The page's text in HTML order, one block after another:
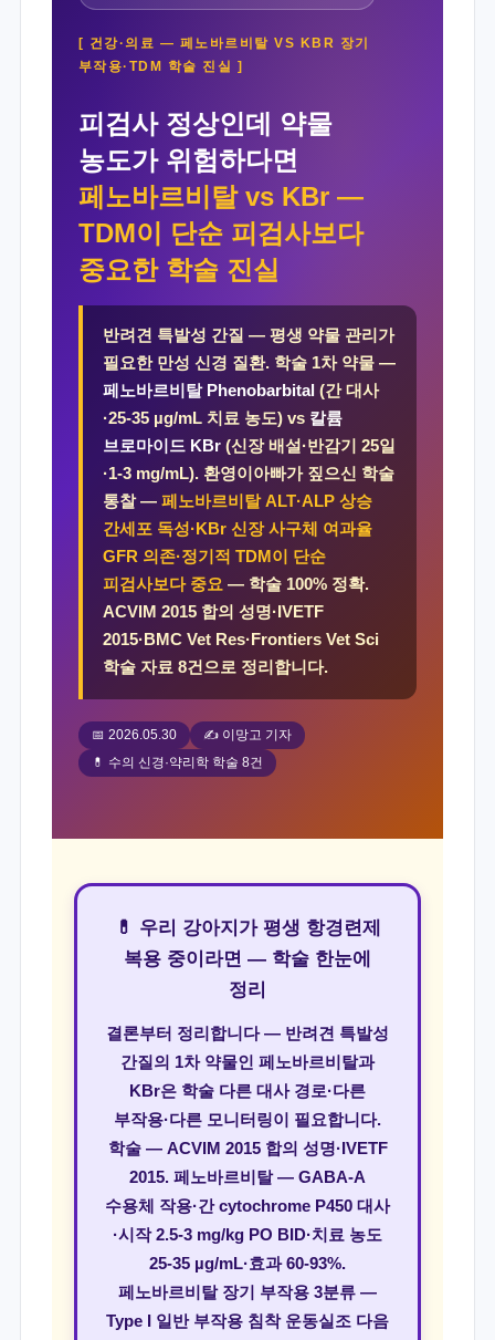
[ 건강·의료 — 페노바르비탈 VS KBR 장기
부작용·TDM 학술 진실 ]
피검사 정상인데 약물
농도가 위험하다면
페노바르비탈 vs KBr —
TDM이 단순 피검사보다
중요한 학술 진실
반려견 특발성 간질 — 평생 약물 관리가
필요한 만성 신경 질환. 학술 1차 약물 —
페노바르비탈 Phenobarbital (간 대사
·25-35 µg/mL 치료 농도) vs 칼륨
브로마이드 KBr(신장 배설·반감기 25일
·1-3 mg/mL). 환영이아빠가 짚으신 학술
통찰 — 페노바르비탈 ALT·ALP 상승
간세포 독성·KBr 신장 사구체 여과율
GFR 의존·정기적 TDM이 단순
피검사보다 중요— 학술 100% 정확.
ACVIM 2015 합의 성명·IVETF
2015·BMC Vet Res·Frontiers Vet Sci
학술 자료 8건으로 정리합니다.
📅 2026.05.30 ✍️ 이망고 기자
💊 수의 신경·약리학 학술 8건
💊 우리 강아지가 평생 항경련제
복용 중이라면 — 학술 한눈에
정리
결론부터 정리합니다 — 반려견 특발성
간질의 1차 약물인 페노바르비탈과
KBr은 학술 다른 대사 경로·다른
부작용·다른 모니터링이 필요합니다.
학술 — ACVIM 2015 합의 성명·IVETF
2015. 페노바르비탈 — GABA-A
수용체 작용·간 cytochrome P450 대사
·시작 2.5-3 mg/kg PO BID·치료 농도
25-35 µg/mL·효과 60-93%.
페노바르비탈 장기 부작용 3분류 —
Type I 일반 부작용 침착 운동실조 다음